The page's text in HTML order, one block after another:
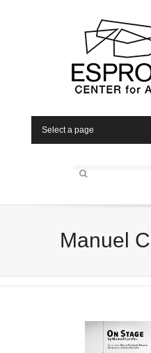
Select a page
Manuel